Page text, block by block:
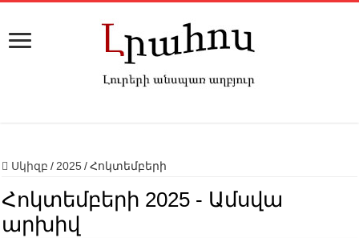
Սկիզբ / 2025 / Հոկտեմբերի
Հոկտեմբերի 2025 - Ամսվա
արխիվ